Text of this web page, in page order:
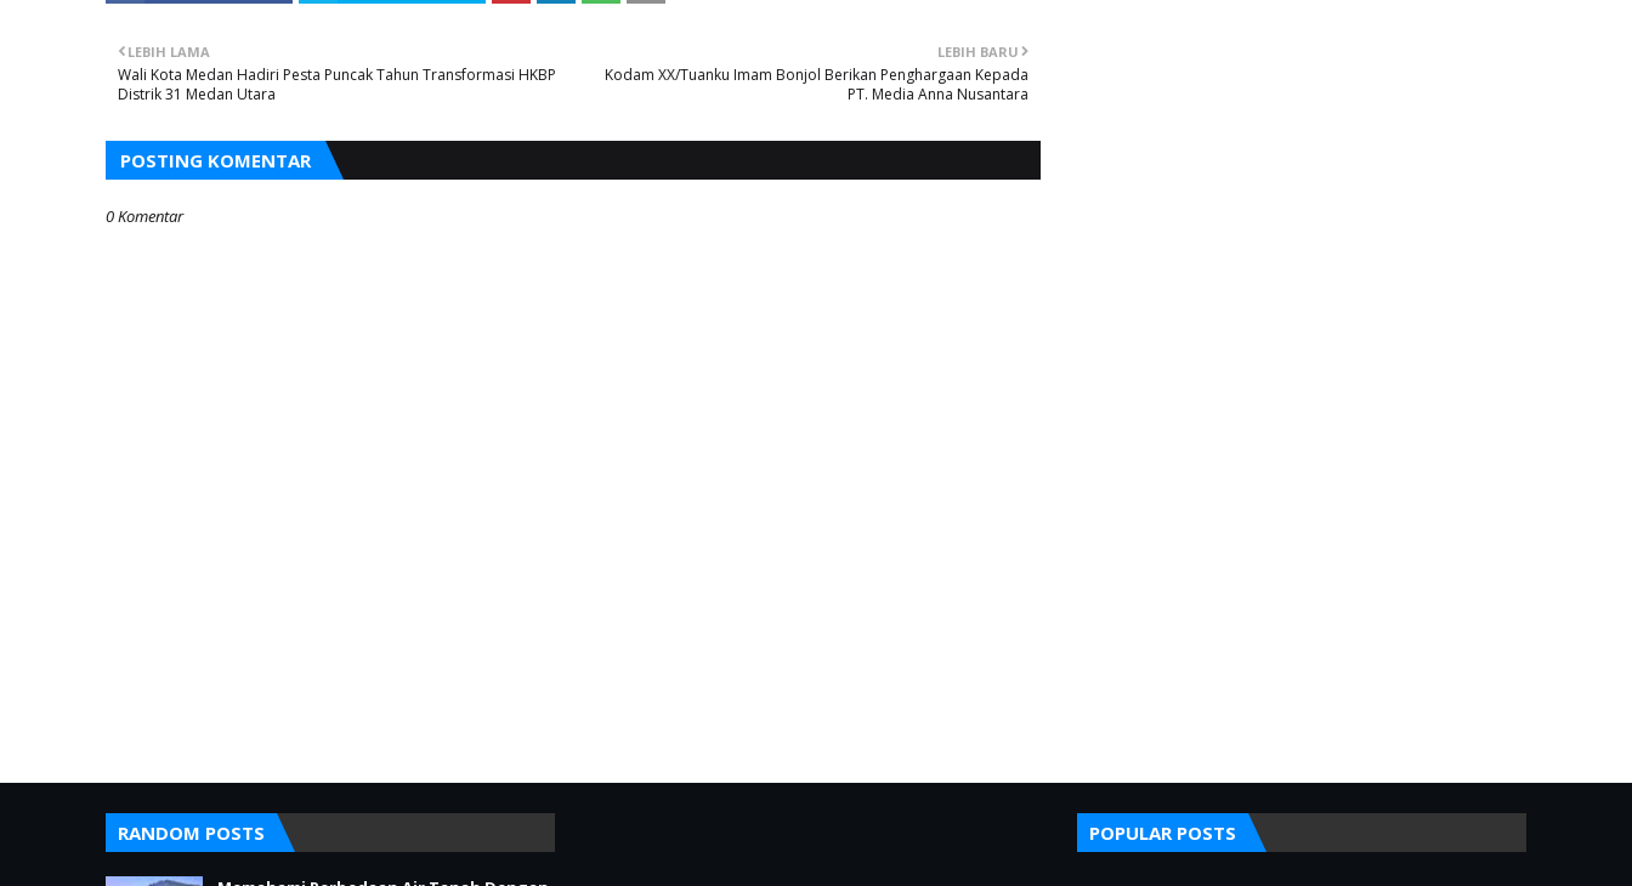
LEBIH BARU
Kodam XX/Tuanku Imam Bonjol Berikan Penghargaan Kepada
PT. Media Anna Nusantara
LEBIH LAMA
Wali Kota Medan Hadiri Pesta Puncak Tahun Transformasi HKBP
Distrik 31 Medan Utara
POSTING KOMENTAR
0 Komentar
RANDOM POSTS POPULAR POSTS